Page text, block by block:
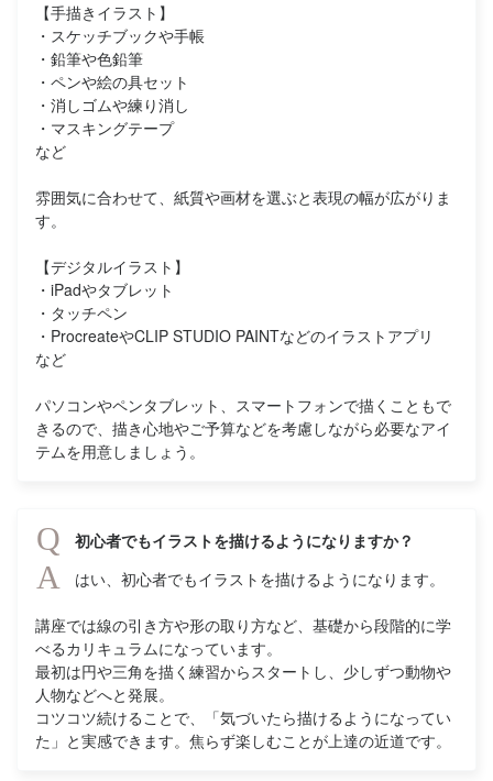
【手描きイラスト】
・スケッチブックや手帳
・鉛筆や色鉛筆
・ペンや絵の具セット
・消しゴムや練り消し
・マスキングテープ
など
雰囲気に合わせて、紙質や画材を選ぶと表現の幅が広がりま
す。
【デジタルイラスト】
・iPadやタブレット
・タッチペン
・ProcreateやCLIP STUDIO PAINTなどのイラストアプリ
など
パソコンやペンタブレット、スマートフォンで描くこともで
きるので、描き心地やご予算などを考慮しながら必要なアイ
テムを用意しましょう。
Q 初心者でもイラストを描けるようになりますか？
A はい、初心者でもイラストを描けるようになります。
講座では線の引き方や形の取り方など、基礎から段階的に学
べるカリキュラムになっています。
最初は円や三角を描く練習からスタートし、少しずつ動物や
人物などへと発展。
コツコツ続けることで、「気づいたら描けるようになってい
た」と実感できます。焦らず楽しむことが上達の近道です。